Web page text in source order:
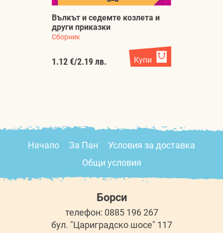
Вълкът и седемте козлета и
други приказки
Сборник
1.12 €/2.19 лв. Купи
Начало За Пан
Условия за доставка
Общи условия
Борси
телефон: 0885 196 267
бул. "Цариградско шосе" 117